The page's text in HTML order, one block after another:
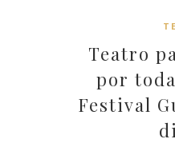
Teatro
por
Festival